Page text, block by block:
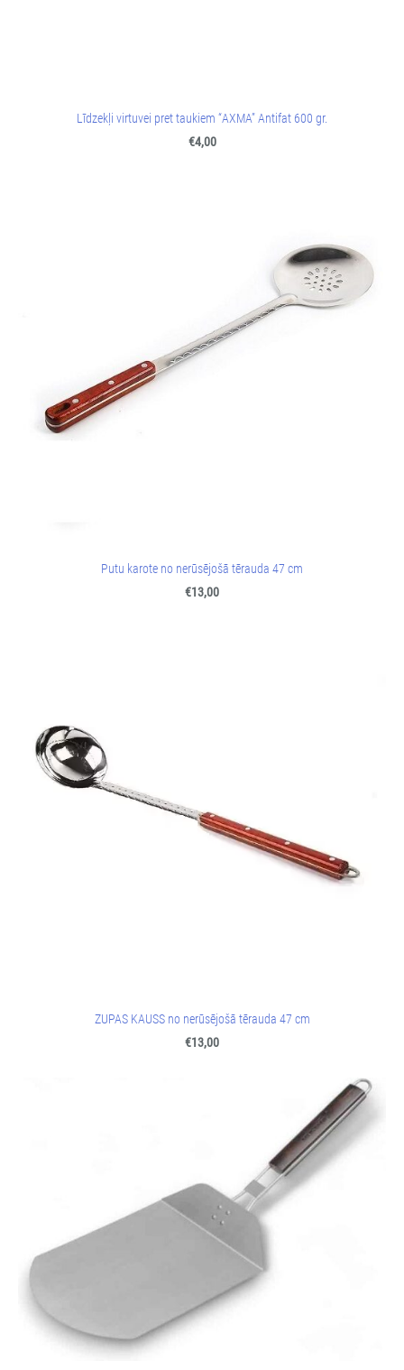
Līdzekļi virtuvei pret taukiem “АХМА” Antifat 600 gr.
€4,00
Putu karote no nerūsējošā tērauda 47 cm
€13,00
ZUPAS KAUSS no nerūsējošā tērauda 47 cm
€13,00